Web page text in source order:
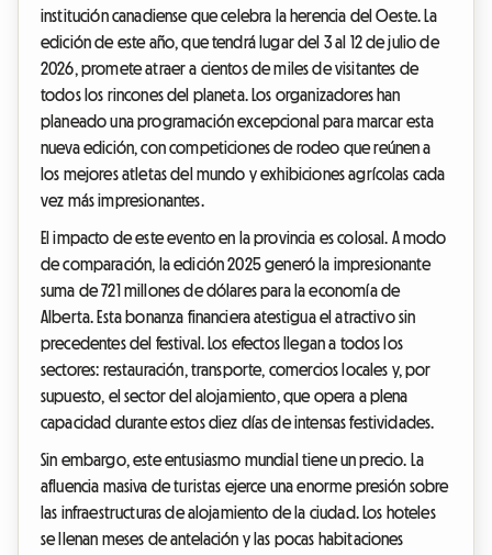
institución canadiense que celebra la herencia del Oeste. La
edición de este año, que tendrá lugar del 3 al 12 de julio de
2026, promete atraer a cientos de miles de visitantes de
todos los rincones del planeta. Los organizadores han
planeado una programación excepcional para marcar esta
nueva edición, con competiciones de rodeo que reúnen a
los mejores atletas del mundo y exhibiciones agrícolas cada
vez más impresionantes.
El impacto de este evento en la provincia es colosal. A modo
de comparación, la edición 2025 generó la impresionante
suma de 721 millones de dólares para la economía de
Alberta. Esta bonanza financiera atestigua el atractivo sin
precedentes del festival. Los efectos llegan a todos los
sectores: restauración, transporte, comercios locales y, por
supuesto, el sector del alojamiento, que opera a plena
capacidad durante estos diez días de intensas festividades.
Sin embargo, este entusiasmo mundial tiene un precio. La
afluencia masiva de turistas ejerce una enorme presión sobre
las infraestructuras de alojamiento de la ciudad. Los hoteles
se llenan meses de antelación y las pocas habitaciones